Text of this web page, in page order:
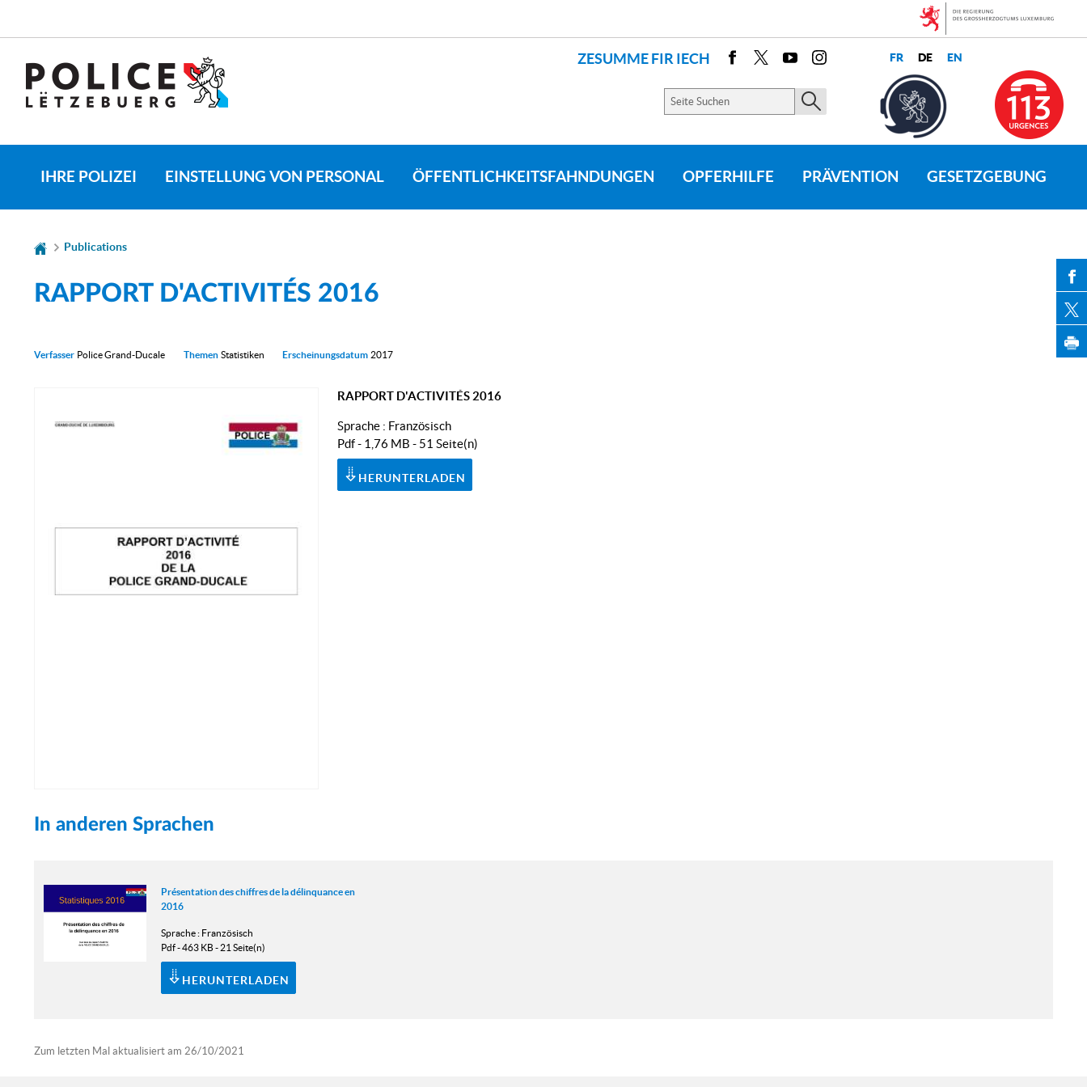
ZESUMME FIR IECH Facebook Youtube
WECHSELN
IHRE POLIZEI EINSTELLUNG VON PERSONAL ÖFFENTLICHKEITSFAHNDUNGEN OPFERHILFE PRÄVENTION GESETZGEBUNG
Seite
Suchen
Publications
RAPPORT D'ACTIVITÉS 2016
Verfasser Police Grand-Ducale Themen Statistiken Erscheinungsdatum 2017
RAPPORT D'ACTIVITÉS 2016
Sprache : Französisch
Pdf - 1,76 MB - 51 Seite(n)
HERUNTERLADEN
In anderen Sprachen
Présentation des chiffres de la délinquance en
2016
Sprache : Französisch
Pdf - 463 KB - 21 Seite(n)
HERUNTERLADEN
Zum letzten Mal aktualisiert am 26/10/2021